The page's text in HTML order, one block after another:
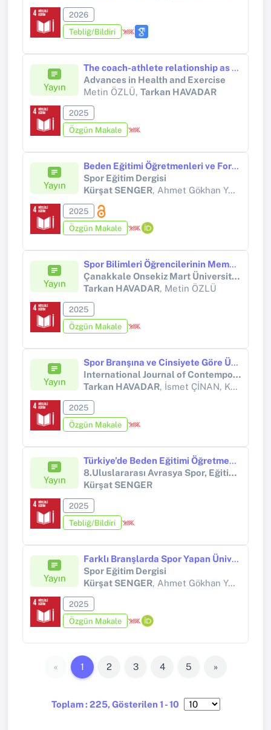
2026
Tebliğ/Bildiri
Yayın
The coach-athlete relationship as a mediator between leadership styles and referee interactions in team sports
Advances in Health and Exercise
Metin ÖZLÜ, Tarkan HAVADAR
2025
Özgün Makale
Yayın
Beden Eğitimi Öğretmenleri ve Formasyon Eğitimi Alan Öğretmen Adaylarının Fiziksel Aktivite ve Algılanan Fiziksel Okur Yazarlık Düzeylerine Etkisi
Spor Eğitim Dergisi
Kürşat SENGER, Ahmet Gökhan YAZICI
2025
Özgün Makale
Yayın
Spor Bilimleri Öğrencilerinin Memnuniyet ve Hizmet kalitesi Algıları ile Yatay Geçiş Süreçlerine Yönelik Tutumları
Çanakkale Onsekiz Mart Üniversitesi Spor Bilimleri Dergisi
Tarkan HAVADAR, Metin ÖZLÜ
2025
Özgün Makale
Yayın
Spor Branşına ve Cinsiyete Göre Üniversite Öğrencilerinin Sosyal Yalnızlık ve Spora Katılım Motivasyonu Düzeyleri Arasındaki İlişkinin İncelenmesi
International Journal of Contemporary Educational Studies (IntJCES)
Tarkan HAVADAR, İsmet ÇİNAN, Kadir CEVHEROĞLU
2025
Özgün Makale
Yayın
Türkiye’de Beden Eğitimi Öğretmeni Yetiştirme Politikaları: Tarihsel ve Güncel Bir Değerlendirme
8.Uluslararası Avrasya Spor, Eğitim ve Toplum Kongresi
Kürşat SENGER
2025
Tebliğ/Bildiri
Yayın
Farklı Branşlarda Spor Yapan Üniversite Düzeyindeki Öğrencilerin Güdülenme Düzeylerinin İncelenmesi
Spor Eğitim Dergisi
Kürşat SENGER, Ahmet Gökhan YAZICI, İlim SARIKAYA, Bumin Kağan ÖZDEMİR
2025
Özgün Makale
Toplam : 225, Gösterilen 1 - 10
« 1 2 3 4 5 »